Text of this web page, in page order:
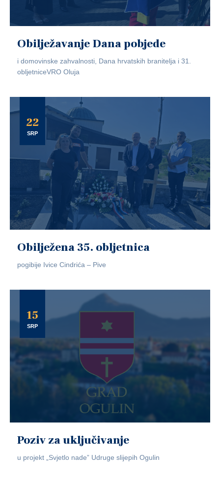
Obilježavanje Dana pobjede
i domovinske zahvalnosti, Dana hrvatskih branitelja i 31.
obljetniceVRO Oluja
22
SRP
Obilježena 35. obljetnica
pogibije Ivice Cindrića – Pive
15
SRP
Poziv za uključivanje
u projekt „Svjetlo nade” Udruge slijepih Ogulin